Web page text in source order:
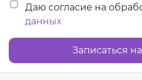
Даю согласие на
данных
Записаться